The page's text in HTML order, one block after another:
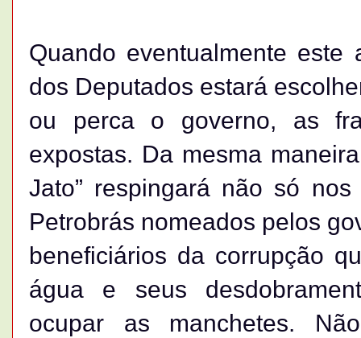
Quando eventualmente
dos Deputados estará
ou perca o governo, as
expostas. Da mesma
Jato” respingará não só
Petrobrás nomeados pelos
beneficiários da corrupção
água e seus
ocupar as manchetes.